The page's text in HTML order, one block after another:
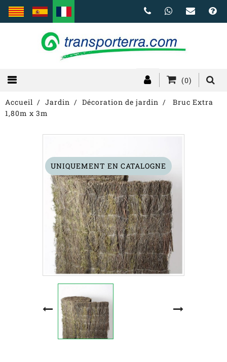
(0)
Accueil Jardin Décoration de jardin
Bruc Extra
1,80m x 3m
UNIQUEMENT EN CATALOGNE